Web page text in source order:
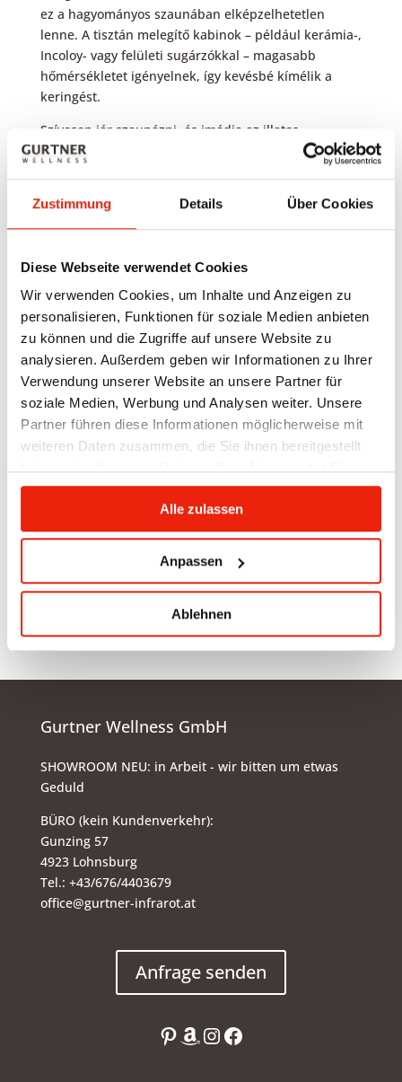
Zustimmung Details Über Cookies
Diese Webseite verwendet Cookies
Wir verwenden Cookies, um Inhalte und Anzeigen zu
personalisieren, Funktionen für soziale Medien anbieten
zu können und die Zugriffe auf unsere Website zu
analysieren. Außerdem geben wir Informationen zu Ihrer
Verwendung unserer Website an unsere Partner für
soziale Medien, Werbung und Analysen weiter. Unsere
Partner führen diese Informationen möglicherweise mit
weiteren Daten zusammen, die Sie ihnen bereitgestellt
gesammelt haben.
Alle zulassen
Anpassen
Ablehnen
ez a hagyományos szaunában elképzelhetetlen
lenne. A tisztán melegítő kabinok – például kerámia-,
Incoloy- vagy felületi sugárzókkal – magasabb
hőmérsékletet igényelnek, így kevésbé kímélik a
keringést.
Szívesen jár szaunázni, és imádja az illatos
felöntéseket? De a magas hőmérsékletet nem bírja
olyan jól? Akkor jó hírünk van az Ön számára! Nem
kötelező a szaunakályhát a legmagasabb fokozatra
állítani. Próbálja ki, hogy már a felfűtési szakasz
elején bemegy a szaunába. Így a szervezetének
hőmérsékletváltozáshoz. Ne emelje túl magasra a
hőt! Alacsonyabb hőmérsékleten magasabb
páratartalom mellett könnyebben izzad, mint száraz
levegőben. Ezért érdemes többször felönteni (ehhez
viszont a köveknek elég forrónak kell lenniük), vagy
használja a kombinált szaunakályha gőzölő
funkcióját.
A szaunázás nem verseny. Maradjon bent mindig
csak addig, amíg jól érzi magát. Az infraszaunában
általában elegendő egy folyamatos használat. A
több felöntés történik, szünetekkel megszakítva –
igény szerint. Figyeljen mindig a testére! Ha túl
megterhelővé válik, a szervezete jelezni fogja, hogy
Gurtner Wellness GmbH
SHOWROOM NEU: in Arbeit - wir bitten um etwas
Geduld
BÜRO (kein Kundenverkehr):
Gunzing 57
4923 Lohnsburg
Tel.: +43/676/4403679
office@gurtner-infrarot.at
Anfrage senden
Pinterest
Amazon
Instagram
Facebook